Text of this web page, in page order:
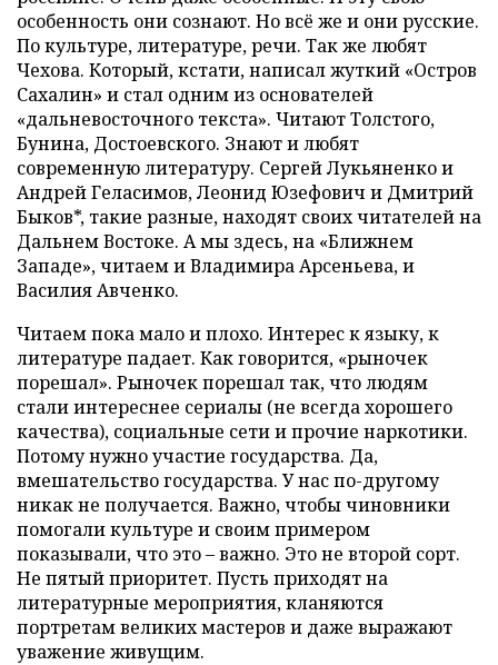
особенность они сознают. Но всё же и они русские.
По культуре, литературе, речи. Так же любят
Чехова. Который, кстати, написал жуткий «Остров
Сахалин» и стал одним из основателей
«дальневосточного текста». Читают Толстого,
Бунина, Достоевского. Знают и любят
современную литературу. Сергей Лукьяненко и
Андрей Геласимов, Леонид Юзефович и Дмитрий
Быков*, такие разные, находят своих читателей на
Дальнем Востоке. А мы здесь, на «Ближнем
Западе», читаем и Владимира Арсеньева, и
Василия Авченко.
Читаем пока мало и плохо. Интерес к языку, к
литературе падает. Как говорится, «рыночек
порешал». Рыночек порешал так, что людям
стали интереснее сериалы (не всегда хорошего
качества), социальные сети и прочие наркотики.
Потому нужно участие государства. Да,
вмешательство государства. У нас по-другому
никак не получается. Важно, чтобы чиновники
помогали культуре и своим примером
показывали, что это – важно. Это не второй сорт.
Не пятый приоритет. Пусть приходят на
литературные мероприятия, кланяются
портретам великих мастеров и даже выражают
уважение живущим.